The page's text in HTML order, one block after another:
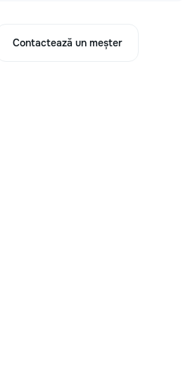
Contactează un meșter